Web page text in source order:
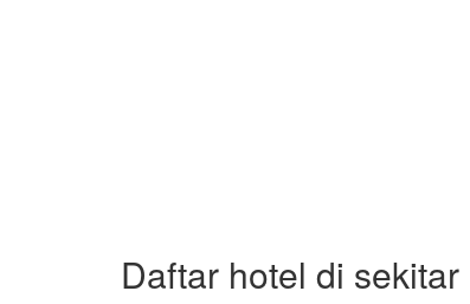
Daftar hotel di sekitar